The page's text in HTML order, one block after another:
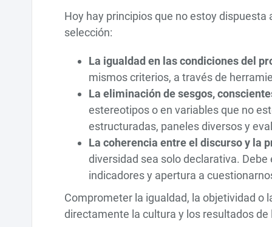
Hoy hay principios que no estoy
selección:
La igualdad en las condiciones del
mismos criterios, a través de
La eliminación de sesgos,
estereotipos o en variables que no
estructuradas, paneles diversos y
La coherencia entre el discurso y la
diversidad sea solo declarativa.
indicadores y apertura a
Comprometer la igualdad, la objetividad
directamente la cultura y los resultados